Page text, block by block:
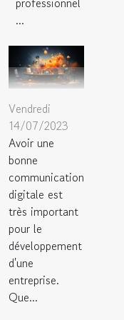
...
Vendredi
14/07/2023
Avoir une
bonne
communication
digitale est
très important
pour le
développement
d'une
entreprise.
Que...